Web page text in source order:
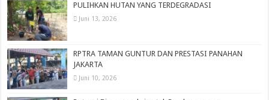
PULIHKAN HUTAN YANG TERDEGRADASI
Juni 13, 2026
RPTRA TAMAN GUNTUR DAN PRESTASI PANAHAN
JAKARTA
Juni 10, 2026